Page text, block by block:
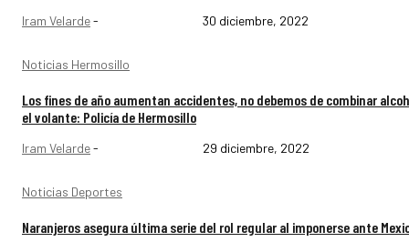
Iram Velarde- 30 diciembre, 2022
Noticias Hermosillo
Los fines de año aumentan accidentes, no debemos de combinar
el volante: Policía de Hermosillo
Iram Velarde- 29 diciembre, 2022
Noticias Deportes
Naranjeros asegura última serie del rol regular al imponerse ante